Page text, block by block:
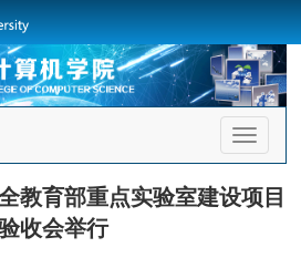
首
页
导
航
教育部重点实验室建设项目
收会举行